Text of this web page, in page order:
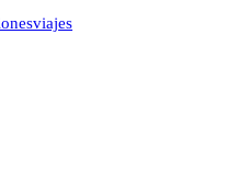
viajes